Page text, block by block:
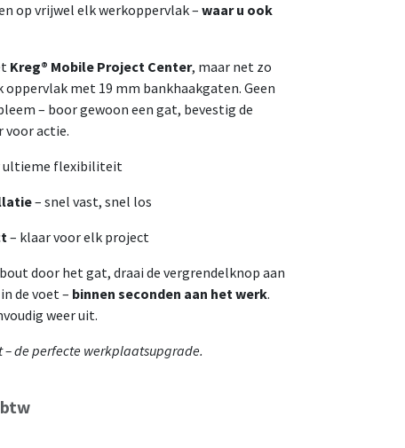
op vrijwel elk werkoppervlak – waar u ook
Kreg® Mobile Project Center, maar net zo
met 19 mm bankhaakgaten. Geen
– boor gewoon een gat, bevestig de
voor actie.
ultieme flexibiliteit
– snel vast, snel los
– klaar voor elk project
door het gat, draai de vergrendelknop aan
de voet – binnen seconden aan het werk.
weer uit.
de perfecte werkplaatsupgrade.